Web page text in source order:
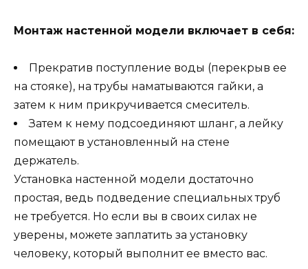
Монтаж настенной модели включает в себя:
Прекратив поступление воды (перекрыв ее
на стояке), на трубы наматываются гайки, а
затем к ним прикручивается смеситель.
Затем к нему подсоединяют шланг, а лейку
помещают в установленный на стене
держатель.
Установка настенной модели достаточно
простая, ведь подведение специальных труб
не требуется. Но если вы в своих силах не
уверены, можете заплатить за установку
человеку, который выполнит ее вместо вас.